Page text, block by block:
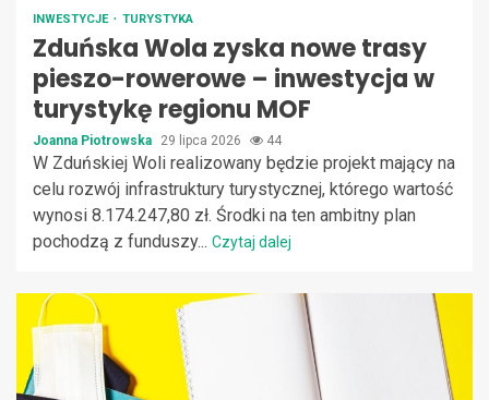
INWESTYCJE TURYSTYKA
Zduńska Wola zyska nowe trasy
pieszo-rowerowe – inwestycja w
turystykę regionu MOF
Joanna Piotrowska 29 lipca 2026 44
W Zduńskiej Woli realizowany będzie projekt mający na
celu rozwój infrastruktury turystycznej, którego wartość
wynosi 8.174.247,80 zł. Środki na ten ambitny plan
pochodzą z funduszy... Czytaj dalej